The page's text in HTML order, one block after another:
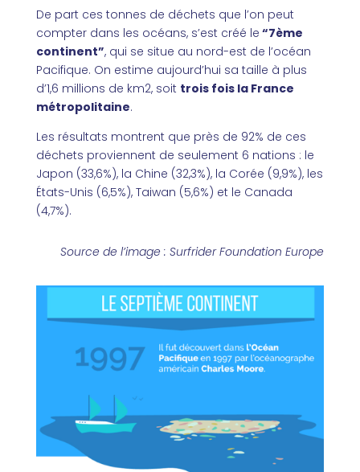
De part ces tonnes de déchets que l’on peut
compter dans les océans, s’est créé le “7ème
continent”, qui se situe au nord-est de l’océan
Pacifique. On estime aujourd’hui sa taille à plus
d’1,6 millions de km2, soit trois fois la France
métropolitaine.
Les résultats montrent que près de 92% de ces
déchets proviennent de seulement 6 nations : le
Japon (33,6%), la Chine (32,3%), la Corée (9,9%), les
États-Unis (6,5%), Taiwan (5,6%) et le Canada
(4,7%).
Source de l’image : Surfrider Foundation Europe